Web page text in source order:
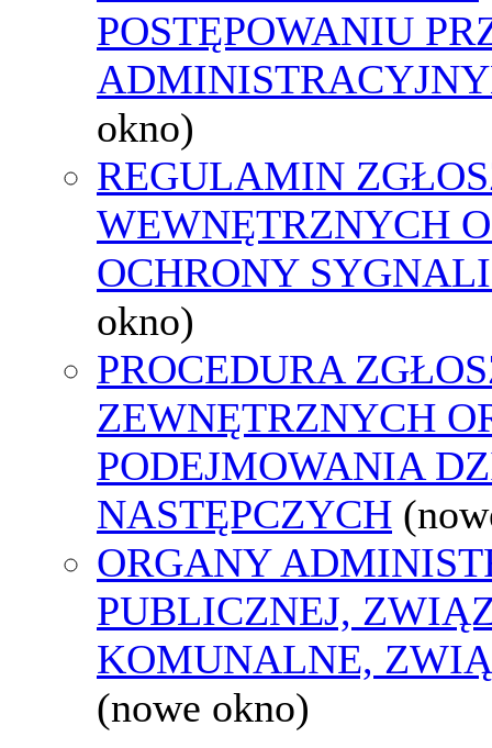
POSTĘPOWANIU
okno)
REGULAMIN
WEWNĘTRZNYCH
OCHRONY
okno)
PROCEDURA
ZEWNĘTRZNYCH
PODEJMOWANIA
NASTĘPCZYCH
ORGANY
PUBLICZNEJ,
KOMUNALNE,
(nowe okno)